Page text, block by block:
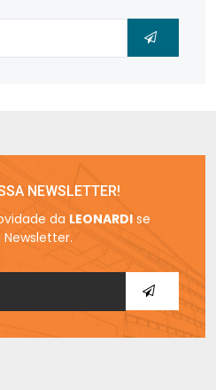
NEWSLETTER!
da LEONARDI se